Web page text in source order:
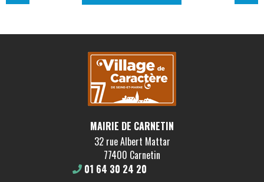
MAIRIE DE CARNETIN
32 rue Albert Mattar
77400 Carnetin
01 64 30 24 20